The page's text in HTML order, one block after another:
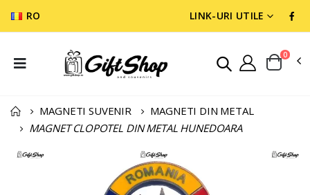
RO LINK-URI UTILE
0
MAGNETI SUVENIR
MAGNETI DIN METAL
MAGNET CLOPOTEL DIN METAL HUNEDOARA